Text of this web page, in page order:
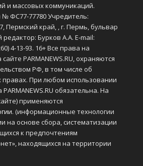
и массовых коммуникаций.
ФС77-77780 Учредитель:
Пермский край, , г. Пермь, бульвар
редактор: Бурков А.А. E-mail:
4-13-93. 16+ Все права на
PARMANEWS.RU, охраняются
РФ, в том числе об
При любом использовании
обязательна. На
применяются
. (информационные технологии
на основе сбора, систематизации
к предпочтениям
находящихся на территории